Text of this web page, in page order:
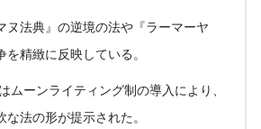
ヌ法典』の逆境の法や『ラーマーヤ
精緻に反映している。
ムーンライティング制の導入により、
法の形が提示された。